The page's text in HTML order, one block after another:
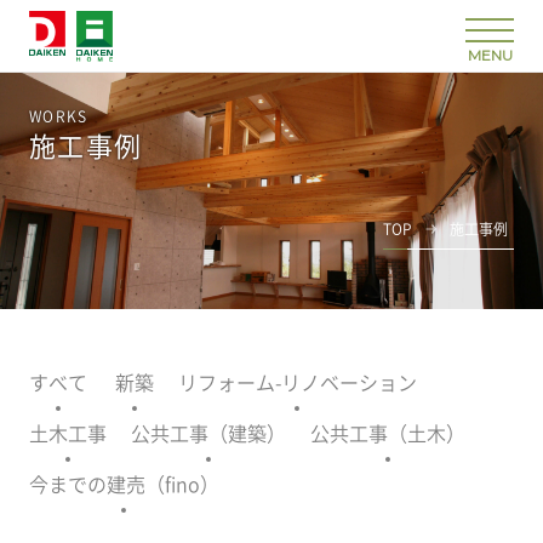
WORKS
施工事例
TOP 施工事例
すべて 新築 リフォーム-リノベーション
土木工事 公共工事（建築） 公共工事（土木）
今までの建売（fino）